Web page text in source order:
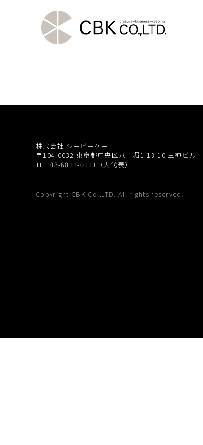
株式会社 シービーケー
〒104-0032 東京都中央区八丁堀1-13-10 三神ビル
TEL.03-6811-0111（大代表）
Copyright CBK Co.,LTD. All rights reserved.